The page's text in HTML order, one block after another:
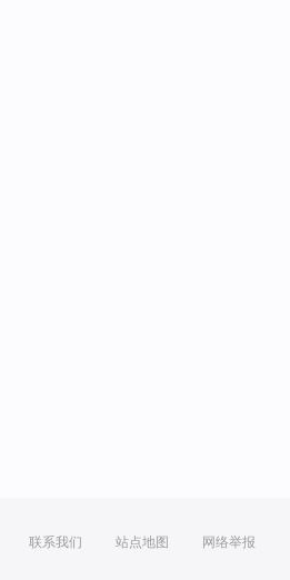
联系我们 站点地图 网络举报